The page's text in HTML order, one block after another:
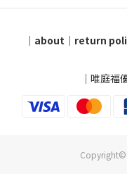
｜ about｜ return
｜唯庭福
Copyright©